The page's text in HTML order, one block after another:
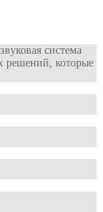
система
решений, которые